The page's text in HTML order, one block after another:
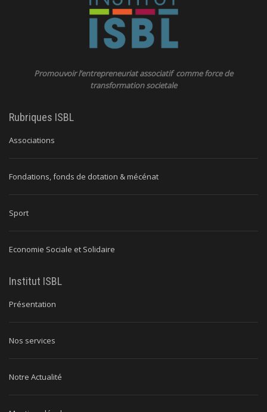
Promouvoir l’entrepreneuriat associatif comme force de
transformation societale
Rubriques ISBL
Associations
Fondations, fonds de dotation & mécénat
Sport
Economie Sociale et Solidaire
Institut ISBL
Présentation
Nos services
Notre Actualité